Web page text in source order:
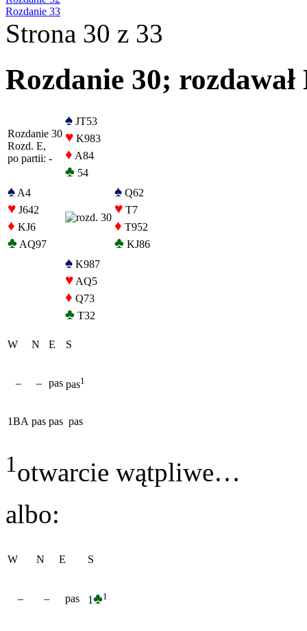
Rozdanie 33
Strona 30 z 33
Rozdanie 30;
Rozdanie 30
Rozd. E,
po partii: -
♠ JT53
♥ K983
♦ A84
♣ 54
♠ A4
♥ J642
♦ KJ6
♣ AQ97
♠ Q62
♥ T7
♦ T952
♣ KJ86
♠ K987
♥ AQ5
♦ Q73
♣ T32
W N E S
– – pas pas1
1BA pas pas pas
1otwarcie wątpliwe…
albo:
W N E S
– – pas 1♣1